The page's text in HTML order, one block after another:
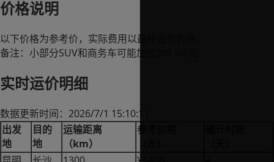
价格说明
以下价格为参考价，实际费用以最终报价为准。
备注：小部分SUV和商务车可能加价
实时运价明细
数据更新时间： 2026/7/1 15:10:11
出发
地
目的
地
运输距离
（km）
参考价格